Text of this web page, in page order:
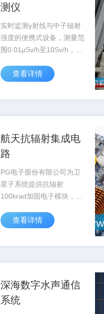
测仪
实时监测γ射线与中子辐射
强度的便携式设备，测量范
围0.01μSv/h至10Sv/h，通
用于核电站...
查看详情
航天抗辐射集成电
路
PG电子股份有限公司为卫
星子系统提供抗辐射
100krad加固电子模块，在
可靠性达到航天级标准
查看详情
深海数字水声通信
系统